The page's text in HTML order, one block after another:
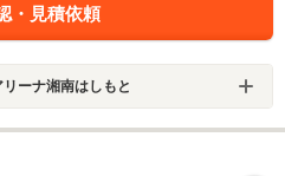
・見積依頼
ーナ湘南はしもと